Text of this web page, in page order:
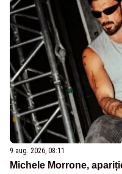
9 aug. 2026, 08:11
Michele Morrone,